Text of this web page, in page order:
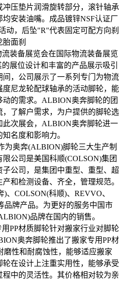
压垫片润滑旋转部分，滚针轴承
安装油嘴。成品镀锌NSF认证厂
动，后坠"R"代表固定可配方向刹
面刹
装备展览会​在国际物流装备展览
展位设计和丰富的产品展示吸引
，公司展示了一系列专门为物流
尼龙轮配球轴承的活动脚轮，能
的需求。ALBION奥奔脚轮的团
，了解户需求，为户提供的脚轮选
此次展会，ALBION奥奔脚轮进一
名度和影响力。
为奥奔(ALBION)脚轮三大生产制
公司是美国科顺(COLSON)集团
公司，是集团中重型、重型、超
和检测设备、齐全，管理规范。
、COLSON(科顺)、REVVO、
品牌产品。为更好的服务中国市
品牌在国内的销售。
PP材质脚轮​针对搬家行业对脚轮
奥奔脚轮推出了搬家专用PP材
磨性和耐腐蚀性，能够适应搬家
在设计上注重实用性，能够承受
中的灵活性。其价格相对较为亲